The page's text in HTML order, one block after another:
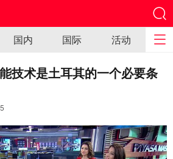
国内 国际 活动
技术是土耳其的一个必要条